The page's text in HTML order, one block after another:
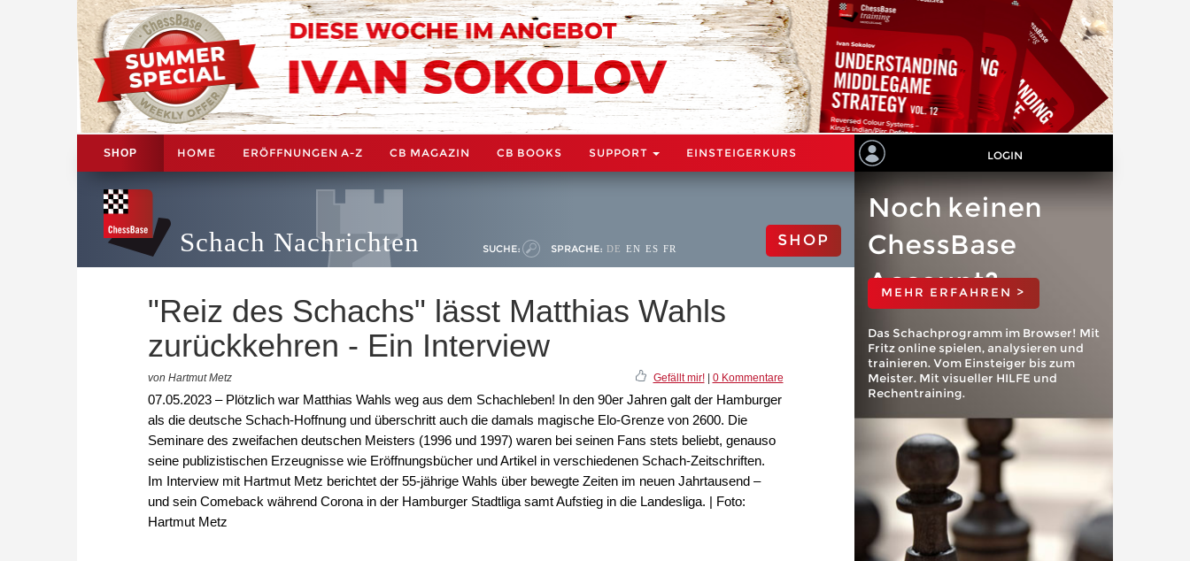
SHOP HOME ERÖFFNUNGEN A-Z CB MAGAZIN CB BOOKS SUPPORT EINSTEIGERKURS LOGIN
Schach Nachrichten SUCHE: SPRACHE: DE EN ES FR SHOP
"Reiz des Schachs" lässt Matthias Wahls
zurückkehren - Ein Interview
von Hartmut Metz Gefällt mir!| 0 Kommentare
07.05.2023 – Plötzlich war Matthias Wahls weg aus dem Schachleben! In den 90er Jahren galt der Hamburger
als die deutsche Schach-Hoffnung und überschritt auch die damals magische Elo-Grenze von 2600. Die
Seminare des zweifachen deutschen Meisters (1996 und 1997) waren bei seinen Fans stets beliebt, genauso
seine publizistischen Erzeugnisse wie Eröffnungsbücher und Artikel in verschiedenen Schach-Zeitschriften.
Im Interview mit Hartmut Metz berichtet der 55-jährige Wahls über bewegte Zeiten im neuen Jahrtausend –
und sein Comeback während Corona in der Hamburger Stadtliga samt Aufstieg in die Landesliga. | Foto:
Hartmut Metz
Noch keinen
ChessBase
Account?
MEHR ERFAHREN >
Das Schachprogramm im Browser! Mit
Fritz online spielen, analysieren und
trainieren. Vom Einsteiger bis zum
Meister. Mit visueller HILFE und
Rechentraining.